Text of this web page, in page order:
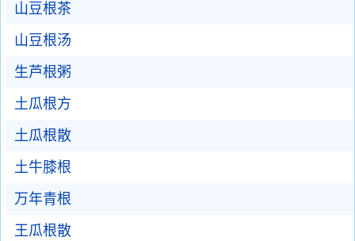
山豆根茶
山豆根汤
生芦根粥
土瓜根方
土瓜根散
土牛膝根
万年青根
王瓜根散